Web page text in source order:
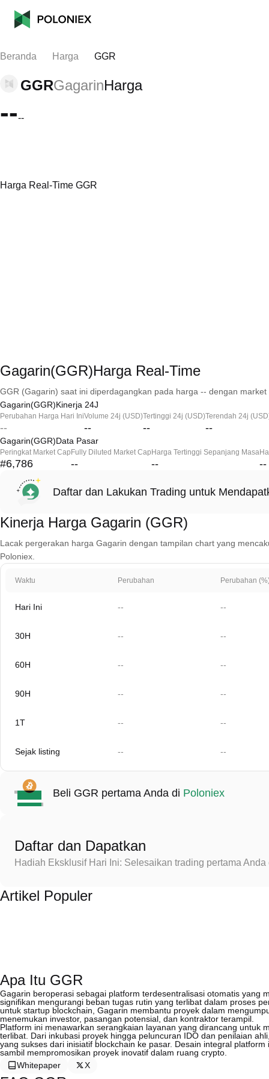
Beranda Harga GGR
GGRGagarinHarga
----
Harga Real-Time GGR
Gagarin(GGR)Harga Real-Time
GGR (Gagarin) saat ini diperdagangkan pada harga -- dengan
Gagarin(GGR)Kinerja 24J
Perubahan Harga Hari Ini
--
Volume 24j (USD)
--
Tertinggi 24j (USD)
--
Terendah 24j
--
Gagarin(GGR)Data Pasar
Peringkat Market Cap
#6,786
Fully Diluted Market Cap
--
Harga Tertinggi Sepanjang Masa
-- --
Daftar dan Lakukan Trading untuk
Kinerja Harga Gagarin (GGR)
Lacak pergerakan harga Gagarin dengan tampilan chart yang
Poloniex.
Waktu Perubahan Perubahan
Hari Ini -- --
30H -- --
60H -- --
90H -- --
1T -- --
Sejak listing -- --
Beli GGR pertama Anda di Poloniex
Daftar dan Dapatkan
Hadiah Eksklusif Hari Ini: Selesaikan trading pertama
Artikel Populer
Apa Itu GGR
Gagarin beroperasi sebagai platform terdesentralisasi otomatis yang
signifikan mengurangi beban tugas rutin yang terlibat dalam proses
untuk startup blockchain, Gagarin membantu proyek dalam
menemukan investor, pasangan potensial, dan kontraktor terampil.
Platform ini menawarkan serangkaian layanan yang dirancang untuk
terlibat. Dari inkubasi proyek hingga peluncuran IDO dan penilaian
yang sukses dari inisiatif blockchain ke pasar. Desain integral
sambil mempromosikan proyek inovatif dalam ruang crypto.
Whitepaper
X